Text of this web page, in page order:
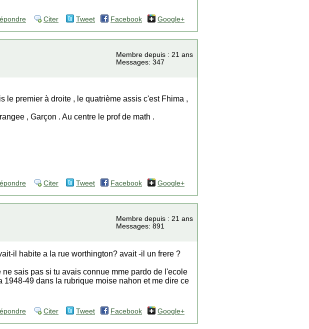
Citer Tweet Facebook Google+
Membre depuis : 21 ans
Messages: 347
le premier à droite , le quatrième assis c'est Fhima ,
, Garçon . Au centre le prof de math .
Citer Tweet Facebook Google+
Membre depuis : 21 ans
Messages: 891
il habite a la rue worthington? avait -il un frere ?
sais pas si tu avais connue mme pardo de l'ecole
49 dans la rubrique moise nahon et me dire ce
Citer Tweet Facebook Google+